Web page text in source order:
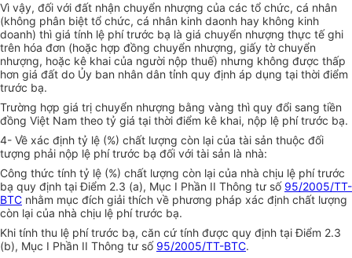
Vì vậy, đối với đất nhận chuyển nhượng của các tổ chức, cá nhân
(không phân biệt tổ chức, cá nhân kinh daonh hay không kinh
doanh) thì giá tính lệ phí trước bạ là giá chuyển nhượng thực tế ghi
trên hóa đơn (hoặc hợp đồng chuyển nhượng, giấy tờ chuyển
nhượng, hoặc kê khai của người nộp thuế) nhưng không được thấp
hơn giá đất do Ủy ban nhân dân tỉnh quy định áp dụng tại thời điểm
trước bạ.
Trường hợp giá trị chuyển nhượng bằng vàng thì quy đổi sang tiền
đồng Việt Nam theo tỷ giá tại thời điểm kê khai, nộp lệ phí trước bạ.
4- Về xác định tỷ lệ (%) chất lượng còn lại của tài sản thuộc đối
tượng phải nộp lệ phí trước bạ đối với tài sản là nhà:
Công thức tính tỷ lệ (%) chất lượng còn lại của nhà chịu lệ phí trước
bạ quy định tại Điểm 2.3 (a), Mục I Phần II Thông tư số 95/2005/TT-
BTC nhằm mục đích giải thích về phương pháp xác định chất lượng
còn lại của nhà chịu lệ phí trước bạ.
Khi tính thu lệ phí trước bạ, căn cứ tính được quy định tại Điểm 2.3
(b), Mục I Phần II Thông tư số 95/2005/TT-BTC.